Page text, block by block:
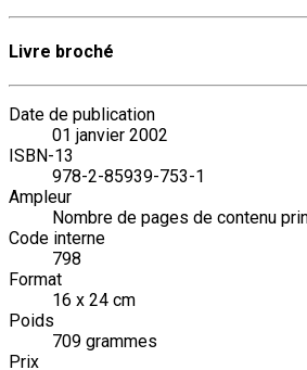
Livre broché
Date de publication
01 janvier 2002
ISBN-13
978-2-85939-753-1
Ampleur
Nombre de pages de contenu
Code interne
798
Format
16 x 24 cm
Poids
709 grammes
Prix